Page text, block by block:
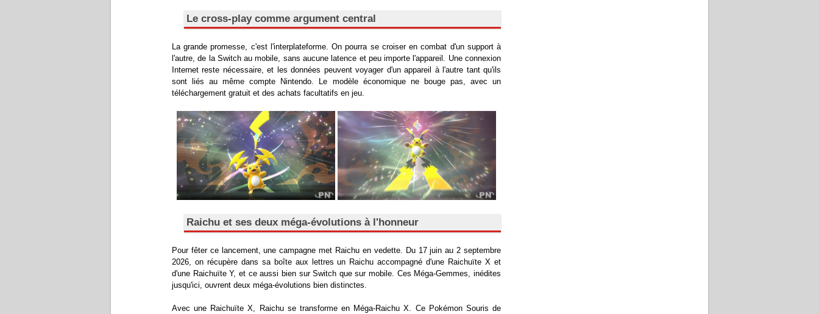
Le cross-play comme argument central
La grande promesse, c'est l'interplateforme. On pourra se croiser en combat d'un support à
l'autre, de la Switch au mobile, sans aucune latence et peu importe l'appareil. Une connexion
Internet reste nécessaire, et les données peuvent voyager d'un appareil à l'autre tant qu'ils
sont liés au même compte Nintendo. Le modèle économique ne bouge pas, avec un
téléchargement gratuit et des achats facultatifs en jeu.
Raichu et ses deux méga-évolutions à l'honneur
Pour fêter ce lancement, une campagne met Raichu en vedette. Du 17 juin au 2 septembre
2026, on récupère dans sa boîte aux lettres un Raichu accompagné d'une Raichuïte X et
d'une Raichuïte Y, et ce aussi bien sur Switch que sur mobile. Ces Méga-Gemmes, inédites
jusqu'ici, ouvrent deux méga-évolutions bien distinctes.
Avec une Raichuïte X, Raichu se transforme en Méga-Raichu X. Ce Pokémon Souris de